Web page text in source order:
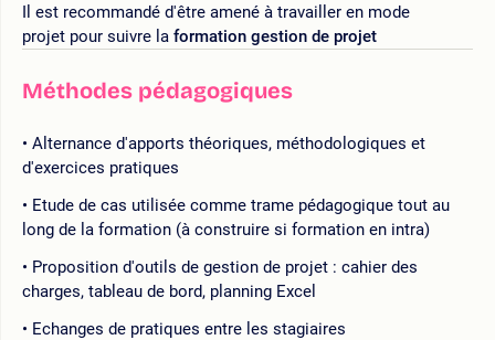
Il est recommandé d'être amené à travailler en mode
projet pour suivre la formation gestion de projet
Méthodes pédagogiques
Alternance d'apports théoriques, méthodologiques et
d'exercices pratiques
Etude de cas utilisée comme trame pédagogique tout au
long de la formation (à construire si formation en intra)
Proposition d'outils de gestion de projet : cahier des
charges, tableau de bord, planning Excel
Echanges de pratiques entre les stagiaires